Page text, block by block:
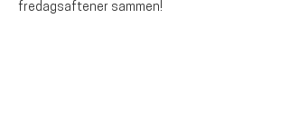
fredagsaftener sammen!